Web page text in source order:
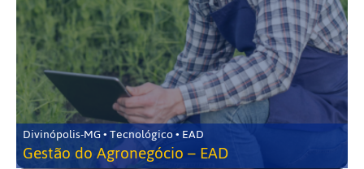
Divinópolis-MG • Tecnológico • EAD
Gestão do Agronegócio – EAD